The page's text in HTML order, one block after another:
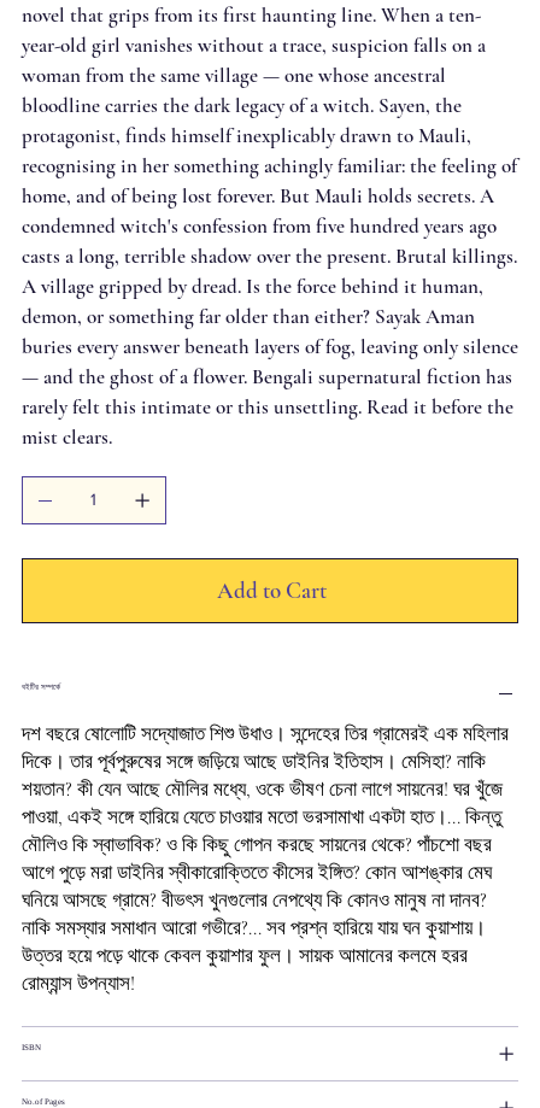
novel that grips from its first haunting line. When a ten-
year-old girl vanishes without a trace, suspicion falls on a
woman from the same village — one whose ancestral
bloodline carries the dark legacy of a witch. Sayen, the
protagonist, finds himself inexplicably drawn to Mauli,
recognising in her something achingly familiar: the feeling of
home, and of being lost forever. But Mauli holds secrets. A
condemned witch's confession from five hundred years ago
casts a long, terrible shadow over the present. Brutal killings.
A village gripped by dread. Is the force behind it human,
demon, or something far older than either? Sayak Aman
buries every answer beneath layers of fog, leaving only silence
— and the ghost of a flower. Bengali supernatural fiction has
rarely felt this intimate or this unsettling. Read it before the
mist clears.
Add to Cart
বইটির সম্পর্কে
দশ বছরে ষোলোটি সদ্যোজাত শিশু উধাও। সন্দেহের তির গ্রামেরই এক মহিলার
দিকে। তার পূর্বপুরুষের সঙ্গে জড়িয়ে আছে ডাইনির ইতিহাস। মেসিহা? নাকি
শয়তান? কী যেন আছে মৌলির মধ্যে, ওকে ভীষণ চেনা লাগে সায়নের! ঘর খুঁজে
পাওয়া, একই সঙ্গে হারিয়ে যেতে চাওয়ার মতো ভরসামাখা একটা হাত।... কিন্তু
মৌলিও কি স্বাভাবিক? ও কি কিছু গোপন করছে সায়নের থেকে? পাঁচশো বছর
আগে পুড়ে মরা ডাইনির স্বীকারোক্তিতে কীসের ইঙ্গিত? কোন আশঙ্কার মেঘ
ঘনিয়ে আসছে গ্রামে? বীভৎস খুনগুলোর নেপথ্যে কি কোনও মানুষ না দানব?
নাকি সমস্যার সমাধান আরো গভীরে?... সব প্রশ্ন হারিয়ে যায় ঘন কুয়াশায়।
উত্তর হয়ে পড়ে থাকে কেবল কুয়াশার ফুল। সায়ক আমানের কলমে হরর
রোম্যান্স উপন্যাস!
ISBN
No.of Pages